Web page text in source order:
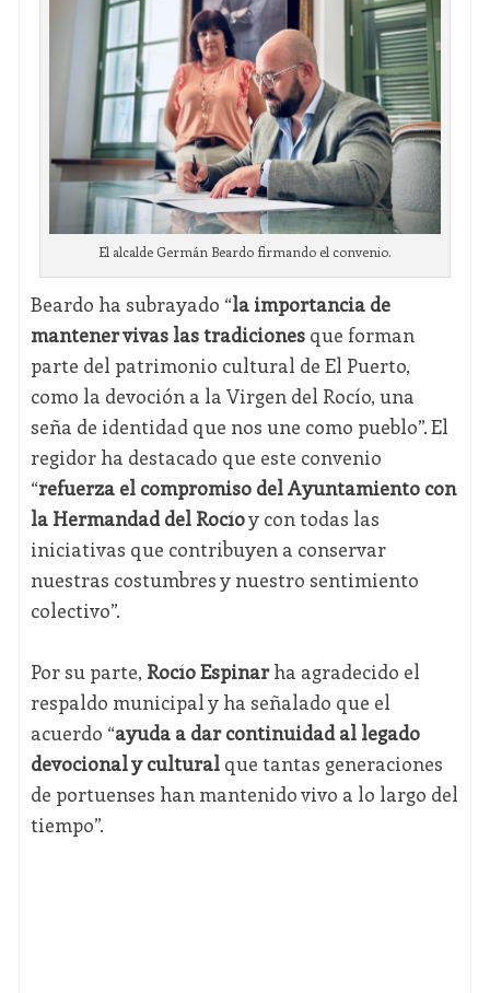
El alcalde Germán Beardo firmando el convenio.
Beardo ha subrayado “la importancia de
mantener vivas las tradicionesque forman
parte del patrimonio cultural de El Puerto,
como la devoción a la Virgen del Rocío, una
seña de identidad que nos une como pueblo”. El
regidor ha destacado que este convenio
“refuerza el compromiso del Ayuntamiento con
la Hermandad del Rocíoy con todas las
iniciativas que contribuyen a conservar
nuestras costumbres y nuestro sentimiento
colectivo”.
Por su parte, Rocío Espinarha agradecido el
respaldo municipal y ha señalado que el
acuerdo “ayuda a dar continuidad al legado
devocional y culturalque tantas generaciones
de portuenses han mantenido vivo a lo largo del
tiempo”.